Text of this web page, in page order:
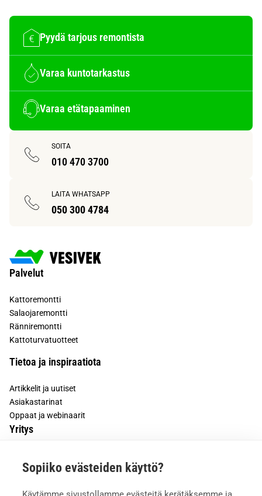
Sopiiko evästeiden käyttö?
Pyydä tarjous remontista
Varaa kuntotarkastus
Varaa etätapaaminen
SOITA
010 470 3700
LAITA WHATSAPP
050 300 4784
Palvelut
Kattoremontti
Salaojaremontti
Ränniremontti
Kattoturvatuotteet
Tietoa ja inspiraatiota
Artikkelit ja uutiset
Asiakastarinat
Oppaat ja webinaarit
Yritys
Asiakkaiden kokemuksia